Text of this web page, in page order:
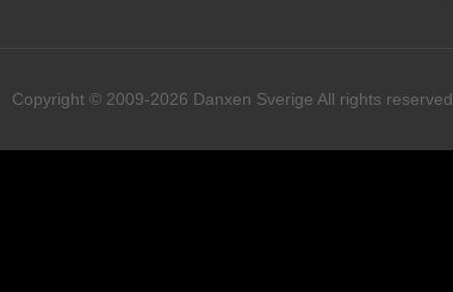
Copyright © 2009-2026 Danxen Sverige All rights reserved